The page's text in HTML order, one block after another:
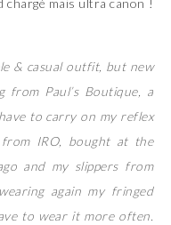
chargé mais ultra canon !
& casual outfit, but new
from Paul’s Boutique, a
to carry on my reflex
IRO, bought at the
and my slippers from
again my fringed
to wear it more often.